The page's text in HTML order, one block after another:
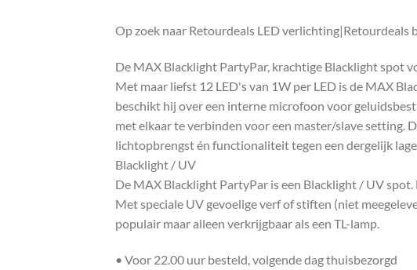
Op zoek naar Retourdeals LED
De MAX Blacklight PartyPar, krachtige Blacklight spot
Met maar liefst 12 LED's van 1W per LED is de MAX
beschikt hij over een interne microfoon voor
met elkaar te verbinden voor een master/slave setting.
lichtopbrengst én functionaliteit tegen een dergelijk
Blacklight / UV
De MAX Blacklight PartyPar is een Blacklight / UV
Met speciale UV gevoelige verf of stiften (niet
populair maar alleen verkrijgbaar als een TL-lamp.
• Voor 22.00 uur besteld, volgende dag thuisbezorgd